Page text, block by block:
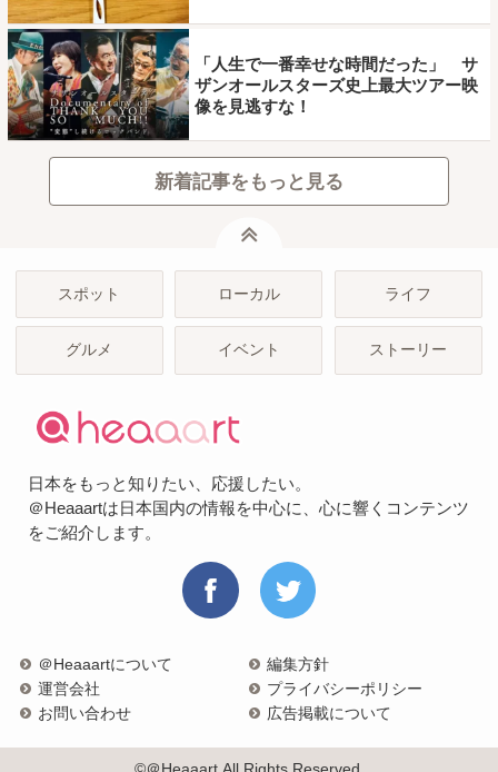
「人生で一番幸せな時間だった」 サ
ザンオールスターズ史上最大ツアー映
像を見逃すな！
新着記事をもっと見る
スポット ローカル ライフ
グルメ イベント ストーリー
日本をもっと知りたい、応援したい。
＠Heaaartは日本国内の情報を中心に、心に響くコンテンツ
をご紹介します。
＠Heaaartについて
編集方針
運営会社
プライバシーポリシー
お問い合わせ
広告掲載について
©＠Heaaart All Rights Reserved.